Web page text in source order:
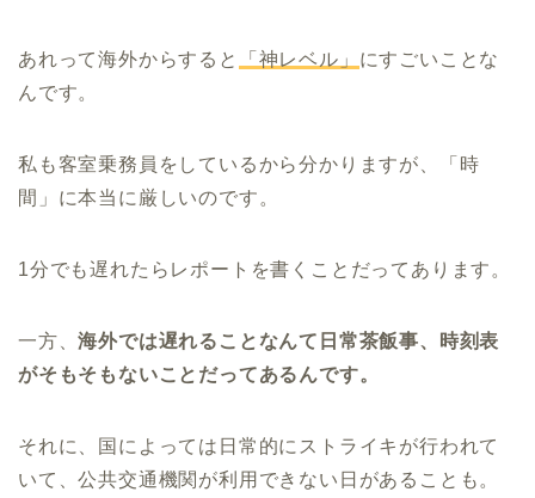
あれって海外からすると 「神レベル」 にすごいことな
んです。
私も客室乗務員をしているから分かりますが、「時
間」に本当に厳しいのです。
1分でも遅れたらレポートを書くことだってあります。
一方、海外では遅れることなんて日常茶飯事、時刻表
がそもそもないことだってあるんです。
それに、国によっては日常的にストライキが行われて
いて、公共交通機関が利用できない日があることも。